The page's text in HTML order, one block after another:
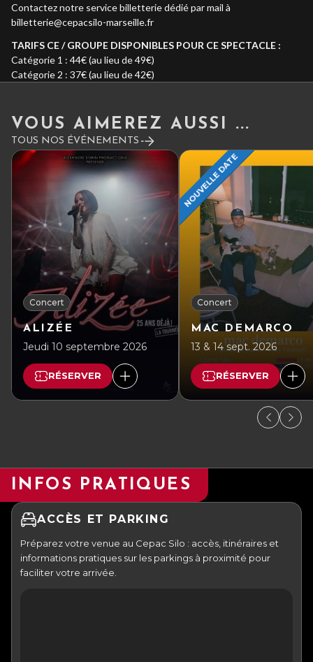
Contactez notre service billetterie dédié par mail à
billetterie@cepacsilo-marseille.fr
TARIFS CE / GROUPE DISPONIBLES POUR CE SPECTACLE :
Catégorie 1 : 44€ (au lieu de 49€)
Catégorie 2 : 37€ (au lieu de 42€)
VOUS AIMEREZ AUSSI ...
TOUS NOS ÉVÉNEMENTS
Concert
ALIZÉE
Jeudi 10 septembre 2026
RÉSERVER
NOUVELLE DATE
Concert
MAC DEMARCO
13 & 14 sept. 2026
RÉSERVER
INFOS PRATIQUES
ACCÈS ET PARKING
Préparez votre venue au Cepac Silo : accès, itinéraires et
informations pratiques sur les parkings à proximité pour
faciliter votre arrivée.